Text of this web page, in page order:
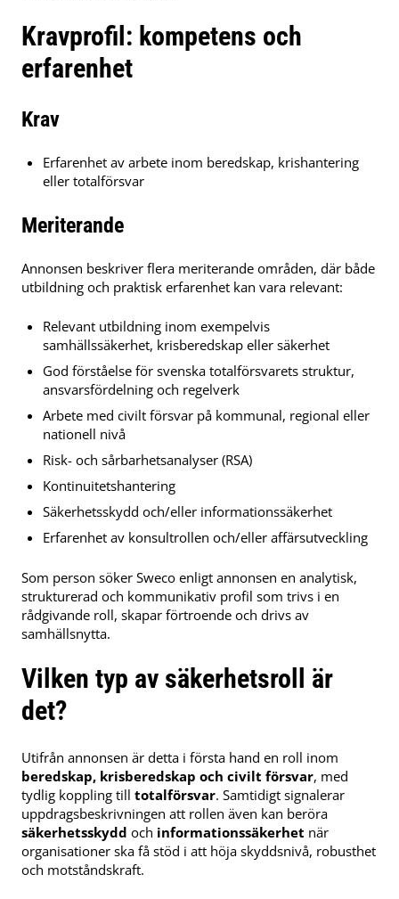
Kravprofil: kompetens och
erfarenhet
Krav
Erfarenhet av arbete inom beredskap, krishantering
eller totalförsvar
Meriterande
Annonsen beskriver flera meriterande områden, där både
utbildning och praktisk erfarenhet kan vara relevant:
Relevant utbildning inom exempelvis
samhällssäkerhet, krisberedskap eller säkerhet
God förståelse för svenska totalförsvarets struktur,
ansvarsfördelning och regelverk
Arbete med civilt försvar på kommunal, regional eller
nationell nivå
Risk- och sårbarhetsanalyser (RSA)
Kontinuitetshantering
Säkerhetsskydd och/eller informationssäkerhet
Erfarenhet av konsultrollen och/eller affärsutveckling
Som person söker Sweco enligt annonsen en analytisk,
strukturerad och kommunikativ profil som trivs i en
rådgivande roll, skapar förtroende och drivs av
samhällsnytta.
Vilken typ av säkerhetsroll är
det?
Utifrån annonsen är detta i första hand en roll inom
beredskap, krisberedskap och civilt försvar, med
tydlig koppling till totalförsvar. Samtidigt signalerar
uppdragsbeskrivningen att rollen även kan beröra
säkerhetsskydd och informationssäkerhet när
organisationer ska få stöd i att höja skyddsnivå, robusthet
och motståndskraft.